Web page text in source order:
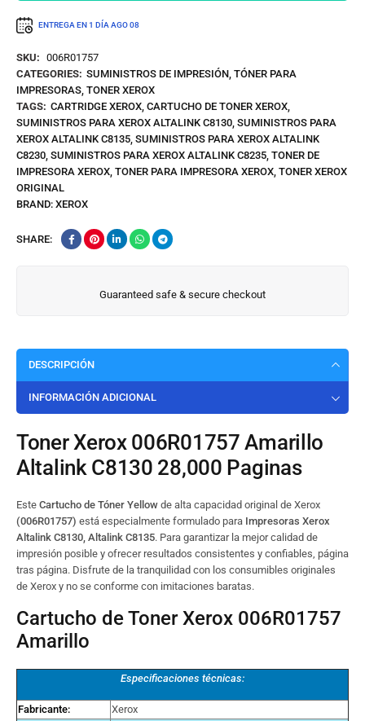
ENTREGA EN 1 DÍA AGO 08
SKU: 006R01757
CATEGORIES: SUMINISTROS DE IMPRESIÓN, TÓNER PARA
IMPRESORAS, TONER XEROX
TAGS: CARTRIDGE XEROX, CARTUCHO DE TONER XEROX,
SUMINISTROS PARA XEROX ALTALINK C8130, SUMINISTROS PARA
XEROX ALTALINK C8135, SUMINISTROS PARA XEROX ALTALINK
C8230, SUMINISTROS PARA XEROX ALTALINK C8235, TONER DE
IMPRESORA XEROX, TONER PARA IMPRESORA XEROX, TONER XEROX
ORIGINAL
BRAND: XEROX
SHARE:
Guaranteed safe & secure checkout
DESCRIPCIÓN
INFORMACIÓN ADICIONAL
Toner Xerox 006R01757 Amarillo
Altalink C8130 28,000 Paginas
Este Cartucho de Tóner Yellow de alta capacidad original de Xerox
(006R01757) está especialmente formulado para Impresoras Xerox
Altalink C8130, Altalink C8135. Para garantizar la mejor calidad de
impresión posible y ofrecer resultados consistentes y confiables, página
tras página. Disfrute de la tranquilidad con los consumibles originales
de Xerox y no se conforme con imitaciones baratas.
Cartucho de Toner Xerox 006R01757
Amarillo
Especificaciones técnicas:
Fabricante:
Xerox